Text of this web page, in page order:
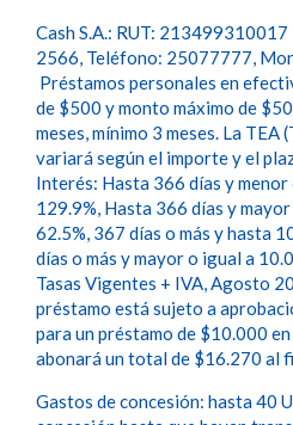
Cash S.A.: RUT:
2566, Teléfono: 25077777,
Préstamos personales en
de $500 y monto máximo de
meses, mínimo 3 meses. La TEA
variará según el importe y el
Interés: Hasta 366 días y
129.9%, Hasta 366 días y
62.5%, 367 días o más y hasta
días o más y mayor o igual a
Tasas Vigentes + IVA, Agosto
préstamo está sujeto a
para un préstamo de $10.000
abonará un total de $16.270 al
Gastos de concesión: hasta 40